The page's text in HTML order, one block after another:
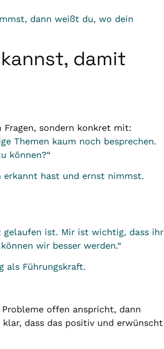
dann weißt du, wo dein
damit
sondern konkret mit:
Themen kaum noch besprechen.
können?“
erkannt hast und ernst nimmst.
gelaufen ist. Mir ist wichtig, dass ihr
wir besser werden.“
als Führungskraft.
offen anspricht, dann
dass das positiv und erwünscht